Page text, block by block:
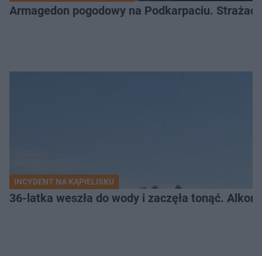
Armagedon pogodowy na Podkarpaciu.
INCYDENT NA KĄPIELISKU
36-latka weszła do wody i zaczęła tonąć.